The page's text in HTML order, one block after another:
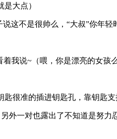
大点）
这不是很帅么，“大叔”你年轻
我说~（喂，你是漂亮的女孩么
很准的插进钥匙孔，靠钥匙
外一对也露出了不知道是努